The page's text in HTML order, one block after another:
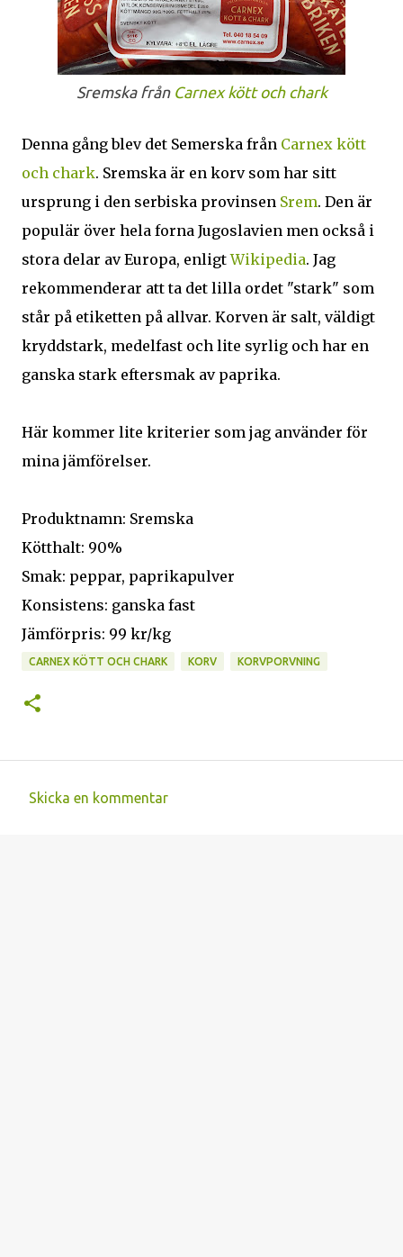
Sremska från Carnex kött och chark
Denna gång blev det Semerska från Carnex kött
och chark. Sremska är en korv som har sitt
ursprung i den serbiska provinsen Srem. Den är
populär över hela forna Jugoslavien men också i
stora delar av Europa, enligtWikipedia. Jag
rekommenderar att ta det lilla ordet "stark" som
står på etiketten på allvar. Korven är salt, väldigt
kryddstark, medelfast och lite syrlig och har en
ganska stark eftersmak av paprika.
Här kommer lite kriterier som jag använder för
mina jämförelser.
Produktnamn: Sremska
Kötthalt: 90%
Smak: peppar, paprikapulver
Konsistens: ganska fast
Jämförpris: 99 kr/kg
CARNEX KÖTT OCH CHARK KORV KORVPORVNING
Skicka en kommentar